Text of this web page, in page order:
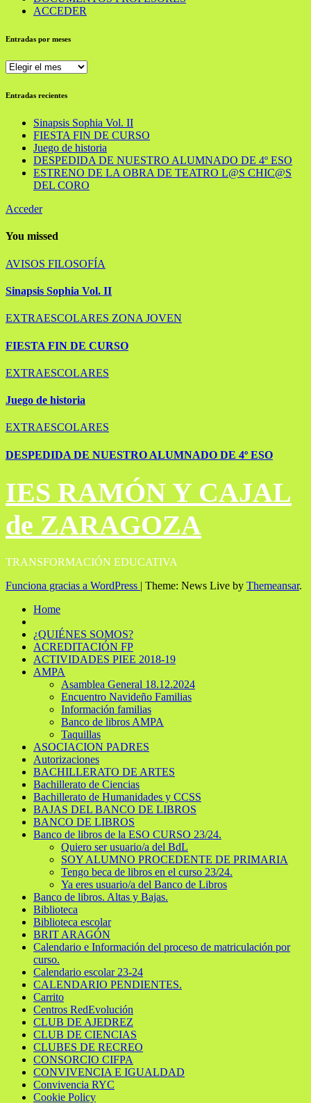
ACCEDER
Entradas por meses
Entradas
meses
Entradas recientes
Sinapsis Sophia Vol. II
FIESTA FIN DE CURSO
Juego de historia
DESPEDIDA DE NUESTRO ALUMNADO DE 4º ESO
ESTRENO DE LA OBRA DE TEATRO L@S CHIC@S
DEL CORO
Acceder
You missed
AVISOS FILOSOFÍA
Sinapsis Sophia Vol. II
EXTRAESCOLARES ZONA JOVEN
FIESTA FIN DE CURSO
EXTRAESCOLARES
Juego de historia
EXTRAESCOLARES
DESPEDIDA DE NUESTRO ALUMNADO DE 4º ESO
IES RAMÓN Y CAJAL
de ZARAGOZA
TRANSFORMACIÓN EDUCATIVA
Funciona gracias a WordPress | Theme: News Live by Themeansar.
Home
¿QUIÉNES SOMOS?
ACREDITACIÓN FP
ACTIVIDADES PIEE 2018-19
AMPA
Asamblea General 18.12.2024
Encuentro Navideño Familias
Información familias
Banco de libros AMPA
Taquillas
ASOCIACION PADRES
Autorizaciones
BACHILLERATO DE ARTES
Bachillerato de Ciencias
Bachillerato de Humanidades y CCSS
BAJAS DEL BANCO DE LIBROS
BANCO DE LIBROS
Banco de libros de la ESO CURSO 23/24.
Quiero ser usuario/a del BdL
SOY ALUMNO PROCEDENTE DE PRIMARIA
Tengo beca de libros en el curso 23/24.
Ya eres usuario/a del Banco de Libros
Banco de libros. Altas y Bajas.
Biblioteca
Biblioteca escolar
BRIT ARAGÓN
Calendario e Información del proceso de matriculación por
curso.
Calendario escolar 23-24
CALENDARIO PENDIENTES.
Carrito
Centros RedEvolución
CLUB DE AJEDREZ
CLUB DE CIENCIAS
CLUBES DE RECREO
CONSORCIO CIFPA
CONVIVENCIA E IGUALDAD
Convivencia RYC
Cookie Policy